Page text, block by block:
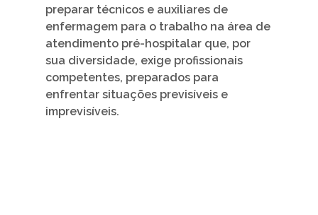
preparar técnicos e auxiliares de
enfermagem para o trabalho na área de
atendimento pré-hospitalar que, por
sua diversidade, exige profissionais
competentes, preparados para
enfrentar situações previsíveis e
imprevisíveis.